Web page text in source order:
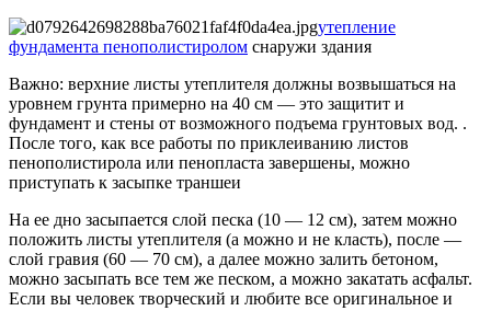
утепление
фундамента пенополистиролом снаружи здания
Важно: верхние листы утеплителя должны возвышаться на
уровнем грунта примерно на 40 см — это защитит и
фундамент и стены от возможного подъема грунтовых вод. .
После того, как все работы по приклеиванию листов
пенополистирола или пенопласта завершены, можно
приступать к засыпке траншеи
На ее дно засыпается слой песка (10 — 12 см), затем можно
положить листы утеплителя (а можно и не класть), после —
слой гравия (60 — 70 см), а далее можно залить бетоном,
можно засыпать все тем же песком, а можно закатать асфальт.
Если вы человек творческий и любите все оригинальное и